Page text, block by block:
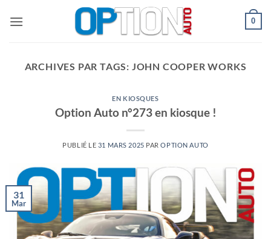
0
ARCHIVES PAR TAGS: JOHN COOPER WORKS
EN KIOSQUES
Option Auto n°273 en kiosque !
PUBLIÉ LE 31 MARS 2025 PAROPTION AUTO
31
Mar